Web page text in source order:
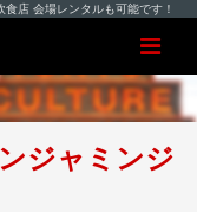
店 会場レンタルも可能です！
ジャミンジ